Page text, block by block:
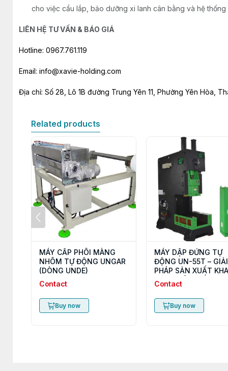
cho việc cẩu lắp, bảo dưỡng xi lanh cân bằng và hệ
LIÊN HỆ TƯ VẤN & BÁO GIÁ
Hotline: 0967.761.119
Email: info@xavie-holding.com
Địa chỉ: Số 28, Lô 1B đường Trung Yên 11, Phường Yên Hòa,
Related products
MÁY CẤP PHÔI MÀNG
NHÔM TỰ ĐỘNG UNGAR
(DÒNG UNDE)
Contact
Buy now
MÁY DẬP ĐỨNG TỰ
ĐỘNG UN-55T – GIẢI
PHÁP SẢN XUẤT
HỘP NHÔM TỐC ĐỘ
Contact
Buy now